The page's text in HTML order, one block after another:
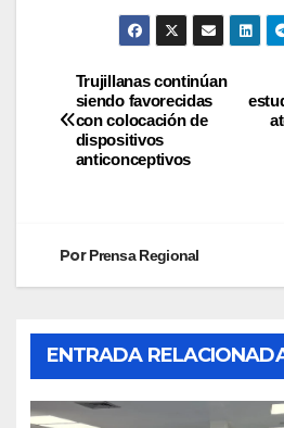
Trujillanas continúan
siendo favorecidas
con colocación de
dispositivos
anticonceptivos
PorPrensa Regional
ENTRADA